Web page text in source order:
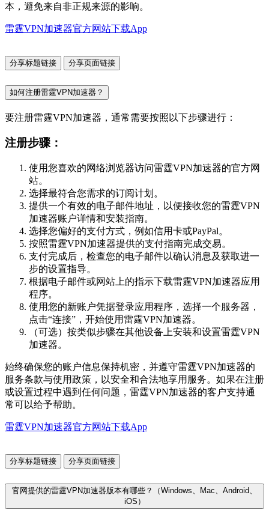
本，避免来自非正规来源的影响。
雷霆VPN加速器官方网站下载App
分享标题链接 分享页面链接
如何注册雷霆VPN加速器？
要注册雷霆VPN加速器，通常需要按照以下步骤进行：
注册步骤：
使用您喜欢的网络浏览器访问雷霆VPN加速器的官方网
站。
选择最符合您需求的订阅计划。
提供一个有效的电子邮件地址，以便接收您的雷霆VPN
加速器账户详情和安装指南。
选择您偏好的支付方式，例如信用卡或PayPal。
按照雷霆VPN加速器提供的支付指南完成交易。
支付完成后，检查您的电子邮件以确认消息及获取进一
步的设置指导。
根据电子邮件或网站上的指示下载雷霆VPN加速器应用
程序。
使用您的新账户凭据登录应用程序，选择一个服务器，
点击“连接”，开始使用雷霆VPN加速器。
（可选）按类似步骤在其他设备上安装和设置雷霆VPN
加速器。
始终确保您的账户信息保持机密，并遵守雷霆VPN加速器的
服务条款与使用政策，以安全和合法地享用服务。如果在注册
或设置过程中遇到任何问题，雷霆VPN加速器的客户支持通
常可以给予帮助。
雷霆VPN加速器官方网站下载App
分享标题链接 分享页面链接
官网提供的雷霆VPN加速器版本有哪些？（Windows、Mac、Android、
iOS）